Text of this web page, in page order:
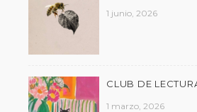
1 junio, 2026
CLUB DE
1 marzo, 2026